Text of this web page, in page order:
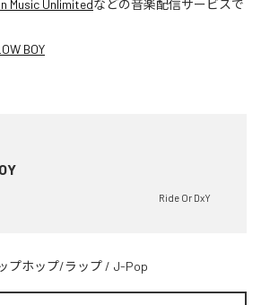
Music Unlimitedなどの音楽配信サービスで
BOY
Ride Or DxY
プホップ/ラップ / J-Pop